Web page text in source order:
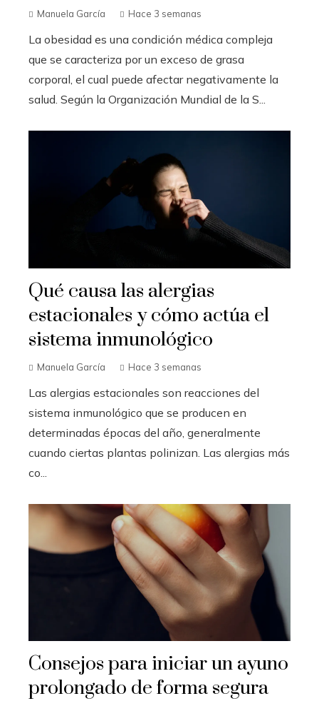
Manuela García Hace 3 semanas
La obesidad es una condición médica compleja
que se caracteriza por un exceso de grasa
corporal, el cual puede afectar negativamente la
salud. Según la Organización Mundial de la S...
Qué causa las alergias
estacionales y cómo actúa el
sistema inmunológico
Manuela García Hace 3 semanas
Las alergias estacionales son reacciones del
sistema inmunológico que se producen en
determinadas épocas del año, generalmente
cuando ciertas plantas polinizan. Las alergias más
co...
Consejos para iniciar un ayuno
prolongado de forma segura